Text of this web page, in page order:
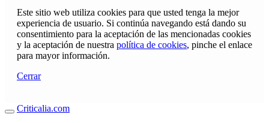
Este sitio web utiliza cookies para que usted tenga la mejor
experiencia de usuario. Si continúa navegando está dando su
consentimiento para la aceptación de las mencionadas cookies
y la aceptación de nuestra política de cookies, pinche el enlace
para mayor información.
Cerrar
Criticalia.com